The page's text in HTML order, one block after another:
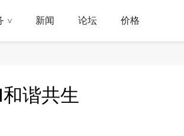
> 新闻 论坛 价格
谐共生